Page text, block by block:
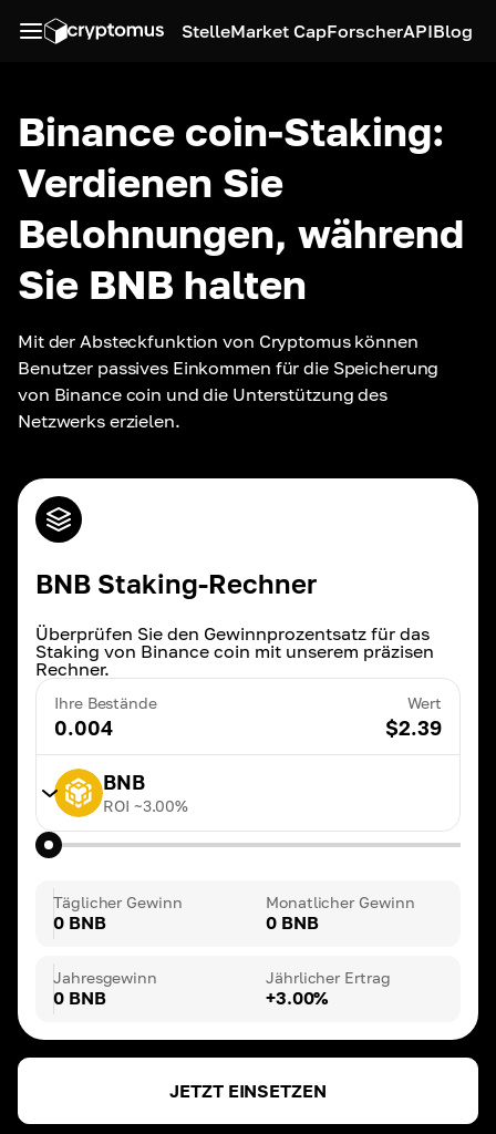
StelleMarket CapForscherAPIBlog
Binance coin-Staking:
Verdienen Sie
Belohnungen, während
Sie BNB halten
Mit der Absteckfunktion von Cryptomus können
Benutzer passives Einkommen für die Speicherung
von Binance coin und die Unterstützung des
Netzwerks erzielen.
BNB Staking-Rechner
Überprüfen Sie den Gewinnprozentsatz für das
Staking von Binance coin mit unserem präzisen
Rechner.
Ihre Bestände
0.004
Wert
$2.39
BNB
ROI ~3.00%
ROI ~3.00%
Täglicher Gewinn
0 BNB
Monatlicher Gewinn
0 BNB
Jahresgewinn
0 BNB
Jährlicher Ertrag
+3.00%
JETZT EINSETZEN